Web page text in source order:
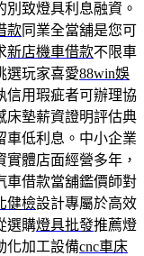
別致燈具利息融資。
款同業全當舖是您可
新店機車借款不限車
選玩家喜愛88win娛
信用瑕疵者可辦理協
床墊薪資證明評估典
車低利息。中小企業
實體店面經營多年，
車借款當舖鑑價師對
健檢設計專屬於高效
選購燈具批發推薦燈
化加工設備cnc車床